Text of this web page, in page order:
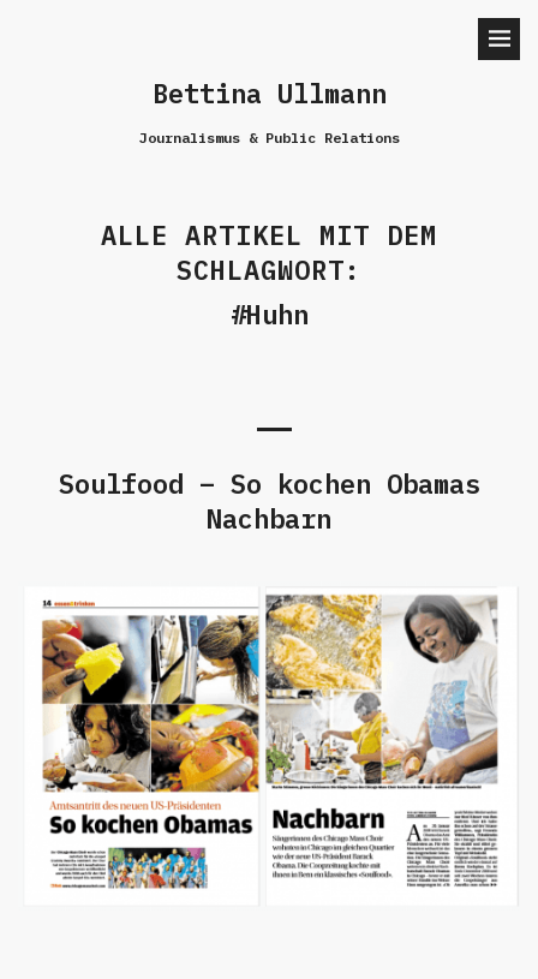
Bettina Ullmann
Journalismus & Public Relations
ALLE ARTIKEL MIT DEM
SCHLAGWORT:
Huhn
Soulfood – So kochen Obamas
Nachbarn